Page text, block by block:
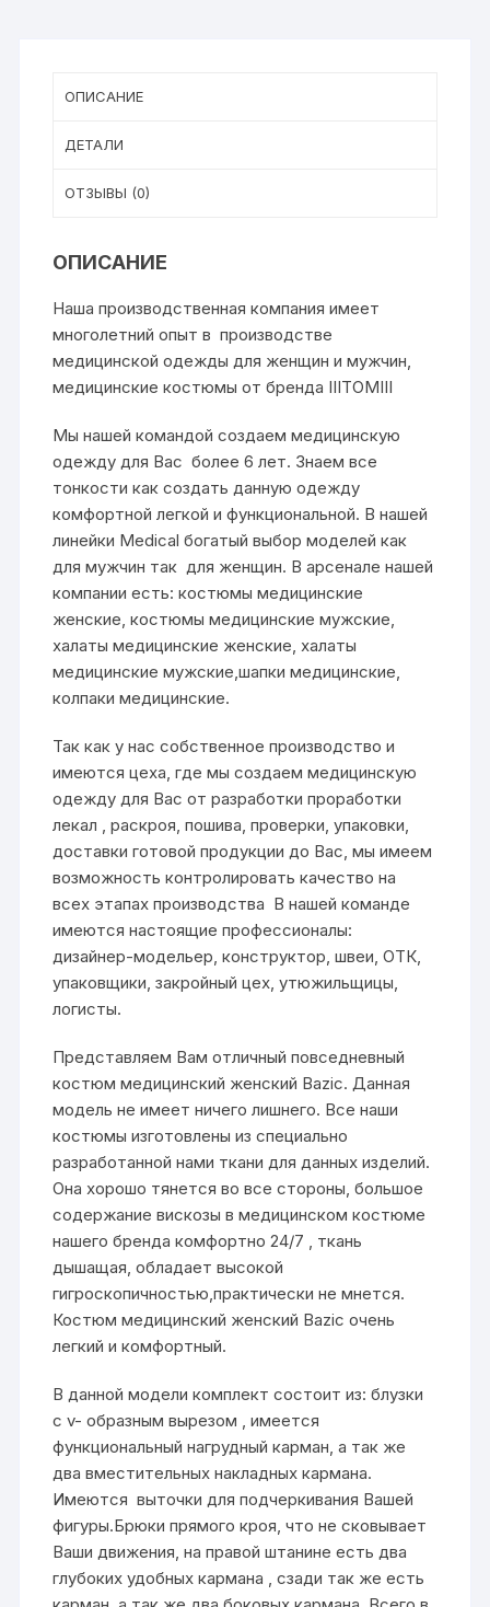
ОПИСАНИЕ
ДЕТАЛИ
ОТЗЫВЫ (0)
ОПИСАНИЕ
Наша производственная компания имеет
многолетний опыт в производстве
медицинской одежды для женщин и мужчин,
медицинские костюмы от бренда IIITOMIII
Мы нашей командой создаем медицинскую
одежду для Вас более 6 лет. Знаем все
тонкости как создать данную одежду
комфортной легкой и функциональной. В нашей
линейки Medical богатый выбор моделей как
для мужчин так для женщин. В арсенале нашей
компании есть: костюмы медицинские
женские, костюмы медицинские мужские,
халаты медицинские женские, халаты
медицинские мужские,шапки медицинские,
колпаки медицинские.
Так как у нас собственное производство и
имеются цеха, где мы создаем медицинскую
одежду для Вас от разработки проработки
лекал , раскроя, пошива, проверки, упаковки,
доставки готовой продукции до Вас, мы имеем
возможность контролировать качество на
всех этапах производства В нашей команде
имеются настоящие профессионалы:
дизайнер-модельер, конструктор, швеи, ОТК,
упаковщики, закройный цех, утюжильщицы,
логисты.
Представляем Вам отличный повседневный
костюм медицинский женский Bazic. Данная
модель не имеет ничего лишнего. Все наши
костюмы изготовлены из специально
разработанной нами ткани для данных изделий.
Она хорошо тянется во все стороны, большое
содержание вискозы в медицинском костюме
нашего бренда комфортно 24/7 , ткань
дышащая, обладает высокой
гигроскопичностью,практически не мнется.
Костюм медицинский женский Bazic очень
легкий и комфортный.
В данной модели комплект состоит из: блузки
с v- образным вырезом , имеется
функциональный нагрудный карман, а так же
два вместительных накладных кармана.
Имеются выточки для подчеркивания Вашей
фигуры.Брюки прямого кроя, что не сковывает
Ваши движения, на правой штанине есть два
глубоких удобных кармана , сзади так же есть